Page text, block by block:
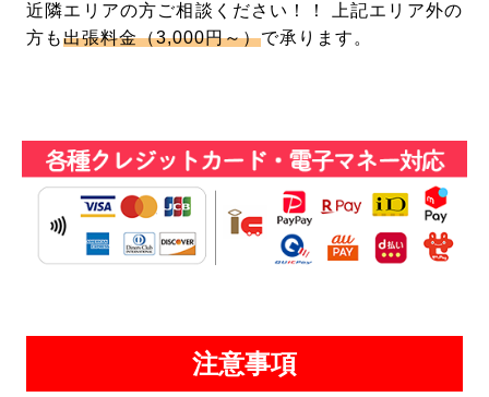
し守秘義務契約を結んだ企業にお客様の個人情報
を提供することがあります。また、法令等により
いただきます。
【個人情報の開示･訂正･追加･削除･利用停止につ
いて】
お客様から個人情報の開示･訂正･追加･削除･利用
きた場合に限り、できるだけ速やかに、当社で管
理するお客様の個人情報を開示･訂正･追加･削除･
近隣エリアの方ご相談ください！！ 上記エリア外の
方も出張料金（3,000円～）で承ります。
注意事項